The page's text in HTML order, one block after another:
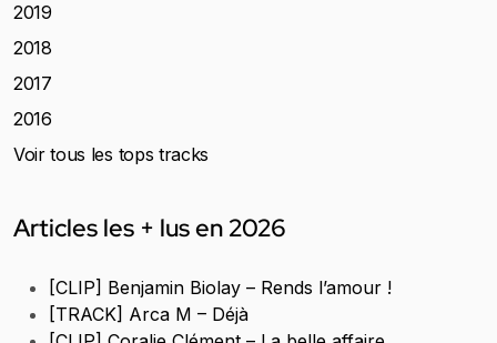
2019
2018
2017
2016
Voir tous les tops tracks
Articles les + lus en 2026
[CLIP] Benjamin Biolay – Rends l’amour !
[TRACK] Arca M – Déjà